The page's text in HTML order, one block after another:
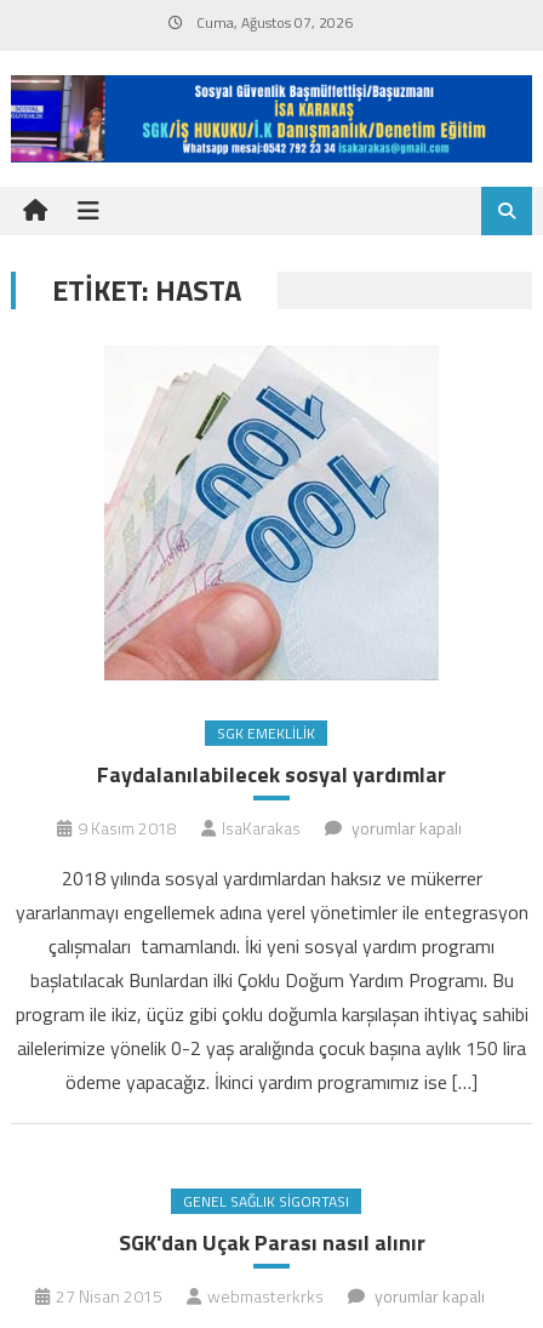
content
Cuma, Ağustos 07, 2026
ETIKET: HASTA
SGK EMEKLILIK
Faydalanılabilecek sosyal yardımlar
9 Kasım 2018 IsaKarakas
Faydalanılabilecek
yardımlar
için
yorumlar kapalı
2018 yılında sosyal yardımlardan haksız ve mükerrer
yararlanmayı engellemek adına yerel yönetimler ile entegrasyon
çalışmaları tamamlandı. İki yeni sosyal yardım programı
başlatılacak Bunlardan ilki Çoklu Doğum Yardım Programı. Bu
program ile ikiz, üçüz gibi çoklu doğumla karşılaşan ihtiyaç sahibi
ailelerimize yönelik 0-2 yaş aralığında çocuk başına aylık 150 lira
ödeme yapacağız. İkinci yardım programımız ise […]
GENEL SAĞLIK SIGORTASI
SGK'dan Uçak Parası nasıl alınır
27 Nisan 2015 webmasterkrks
SGK'dan
yorumlar kapalı